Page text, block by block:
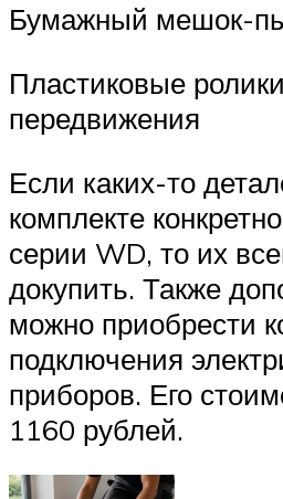
Бумажный мешок-
Пластиковые
передвижения
Если каких-то
комплекте
серии WD, то их
докупить. Также
можно приобрести
подключения
приборов. Его
1160 рублей.